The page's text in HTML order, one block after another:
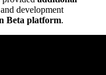
development
Beta platform.